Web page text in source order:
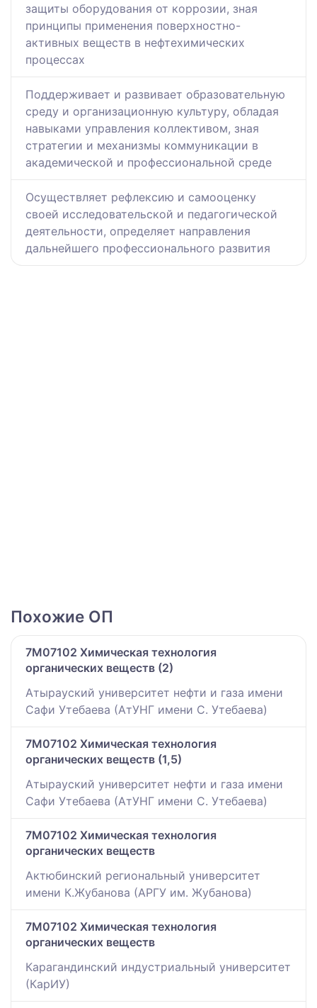
защиты оборудования от коррозии, зная
принципы применения поверхностно-
активных веществ в нефтехимических
процессах
Поддерживает и развивает образовательную
среду и организационную культуру, обладая
навыками управления коллективом, зная
стратегии и механизмы коммуникации в
академической и профессиональной среде
Осуществляет рефлексию и самооценку
своей исследовательской и педагогической
деятельности, определяет направления
дальнейшего профессионального развития
Похожие ОП
7M07102 Химическая технология
органических веществ (2)
Атырауский университет нефти и газа имени
Сафи Утебаева (АтУНГ имени С. Утебаева)
7M07102 Химическая технология
органических веществ (1,5)
Атырауский университет нефти и газа имени
Сафи Утебаева (АтУНГ имени С. Утебаева)
7M07102 Химическая технология
органических веществ
Актюбинский региональный университет
имени К.Жубанова (АРГУ им. Жубанова)
7M07102 Химическая технология
органических веществ
Карагандинский индустриальный университет
(КарИУ)